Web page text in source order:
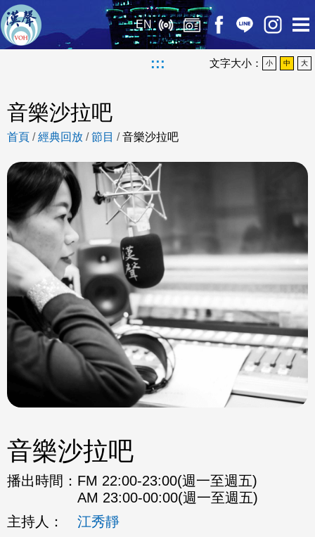
EN
::: 文字大小： 小 中 大
音樂沙拉吧
首頁 /經典回放 /節目 /音樂沙拉吧
音樂沙拉吧
播出時間： FM 22:00-23:00(週一至週五)
AM 23:00-00:00(週一至週五)
主持人：
江秀靜